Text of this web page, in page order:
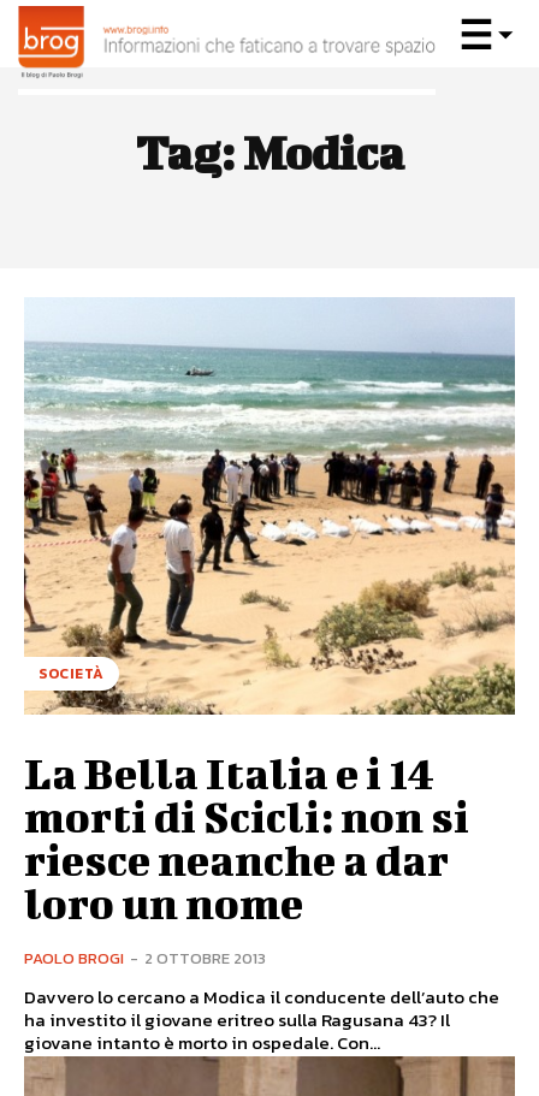
Tag:Modica
SOCIETÀ
La Bella Italia e i 14
morti di Scicli: non si
riesce neanche a dar
loro un nome
PAOLO BROGI - 2 OTTOBRE 2013
Davvero lo cercano a Modica il conducente dell’auto che
ha investito il giovane eritreo sulla Ragusana 43? Il
giovane intanto è morto in ospedale. Con...